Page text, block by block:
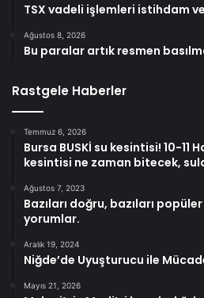
TSX vadeli işlemleri istihdam
Ağustos 8, 2026
Bu paralar artık resmen
Rastgele Haberler
Temmuz 6, 2026
Bursa BUSKİ su kesintisi! 10-11
kesintisi ne zaman bitecek,
Ağustos 7, 2023
Bazıları doğru, bazıları
yorumlar.
Aralık 19, 2024
Niğde’de Uyuşturucu ile
Mayıs 21, 2026